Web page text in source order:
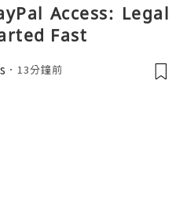
Access: Legal
Fast
13分鐘前